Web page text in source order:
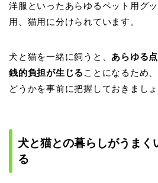
洋服といったあらゆるペット用グ
用、猫用に分けられています。
犬と猫を一緒に飼うと、あらゆる
銭的負担が生じる ことになるため
どうかを事前に把握しておきましょ
犬と猫との暮らしがうまく
る